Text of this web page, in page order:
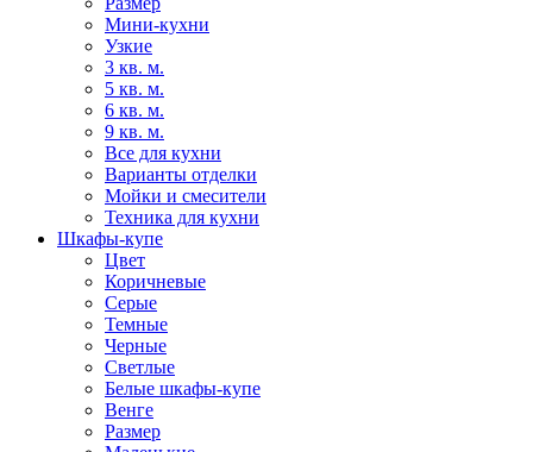
Мини-кухни
Узкие
3 кв. м.
5 кв. м.
6 кв. м.
9 кв. м.
Все для кухни
Варианты отделки
Мойки и смесители
Техника для кухни
Шкафы-купе
Цвет
Коричневые
Серые
Темные
Черные
Светлые
Белые шкафы-купе
Венге
Размер